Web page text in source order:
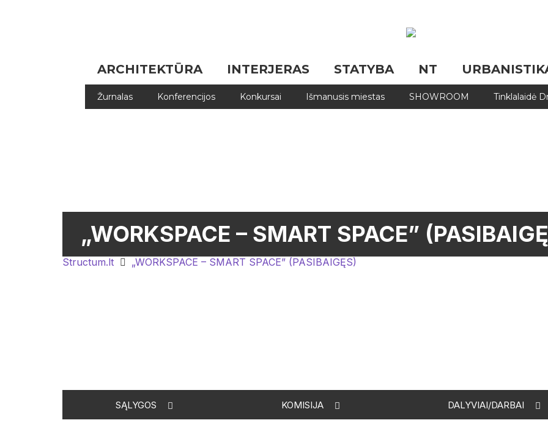
ARCHITEKTŪRA INTERJERAS STATYBA NT
Žurnalas Konferencijos Konkursai Išmanusis miestas SHOWROOM Tinklalaidė
Structum.lt „WORKSPACE – SMART SPACE” (PASIBAIGĘS)
„WORKSPACE – SMART SPACE”
SĄLYGOS KOMISIJA DALYVIAI/DARBAI